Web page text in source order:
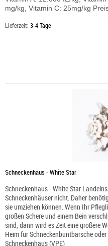
mg/kg, Vitamin C: 25mg/kg
Lieferzeit: 3-4 Tage
Schneckenhaus - White Star
Schneckenhaus - White Star
Schneckenhäuser nicht. Daher
sie umziehen können. Wenn Ihr
großen Schere und einem Bein
sind, dann wird es Zeit eine größere
Heim für Schneckenbuntbarsche
Schneckenhaus (VPE)